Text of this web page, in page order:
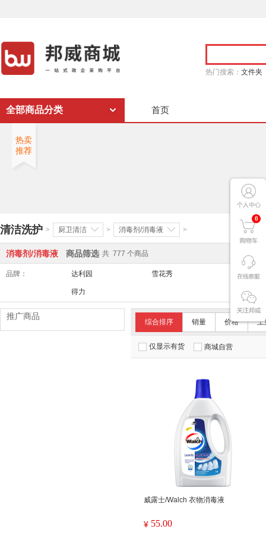
热门搜索： 文件夹
0
全部商品分类 首页
热卖
推荐
清洁洗护 > 厨卫清洁 > 消毒剂/消毒液 >
消毒剂/消毒液 商品筛选 共 777 个商品
品牌： 达利园 雪花秀 舒适达/
得力
综合排序 销量 价格 上
仅显示有货 商城自营
威露士/Walch 衣物消毒液
¥ 55.00
推广商品